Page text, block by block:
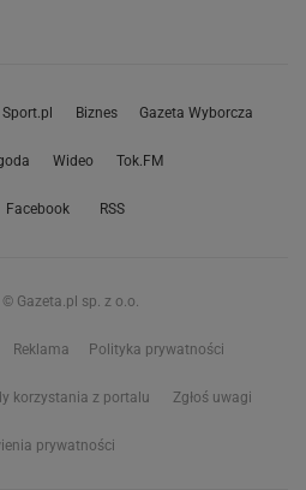
Sport.pl Biznes Gazeta Wyborcza
Wideo Tok.FM
Facebook RSS
Gazeta.pl sp. z o.o.
Reklama Polityka prywatności
korzystania z portalu Zgłoś uwagi
prywatności